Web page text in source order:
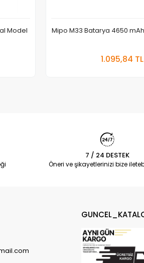
Model
Mipo M33 Batarya 4650
1.095,84 TL
7 / 24 DESTEK
Öneri ve şikayetlerinizi bize